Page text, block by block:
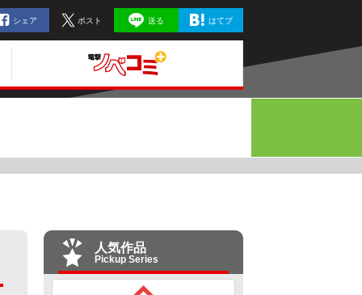
シェア ポスト 送る はてブ
人気作品
Pickup Series